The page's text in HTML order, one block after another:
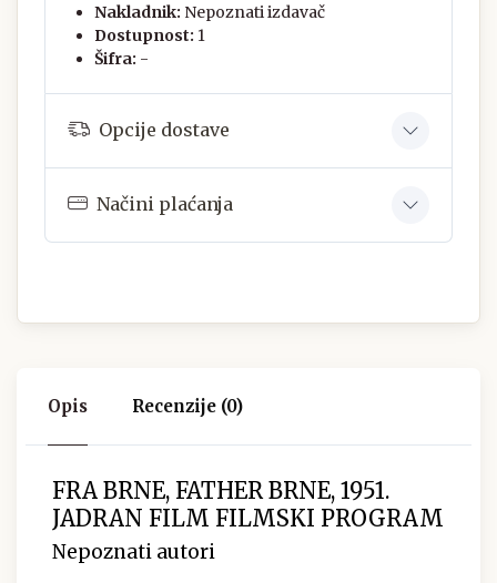
Nakladnik: Nepoznati izdavač
Dostupnost: 1
Šifra: -
Opcije dostave
Načini plaćanja
Opis Recenzije (0)
FRA BRNE, FATHER BRNE, 1951.
JADRAN FILM FILMSKI PROGRAM
Nepoznati autori